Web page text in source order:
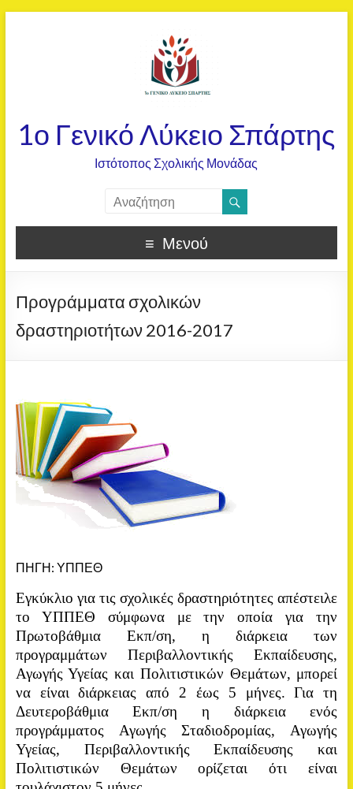
1ο Γενικό Λύκειο Σπάρτης
Ιστότοπος Σχολικής Μονάδας
Μενού
Προγράμματα σχολικών
δραστηριοτήτων 2016-2017
ΠΗΓΗ: ΥΠΠΕΘ
Εγκύκλιο για τις σχολικές δραστηριότητες απέστειλε
το ΥΠΠΕΘ σύμφωνα με την οποία για την
Πρωτοβάθμια Εκπ/ση, η διάρκεια των
προγραμμάτων Περιβαλλοντικής Εκπαίδευσης,
Αγωγής Υγείας και Πολιτιστικών Θεμάτων, μπορεί
να είναι διάρκειας από 2 έως 5 μήνες. Για τη
Δευτεροβάθμια Εκπ/ση η διάρκεια ενός
προγράμματος Αγωγής Σταδιοδρομίας, Αγωγής
Υγείας, Περιβαλλοντικής Εκπαίδευσης και
Πολιτιστικών Θεμάτων ορίζεται ότι είναι